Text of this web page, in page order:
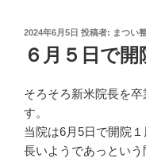
投
稿
日:
2024年6月5日 投稿者: まつい
６月５日で
そろそろ新米院長を
す。
当院は6月5日で開院１
長いようであっという